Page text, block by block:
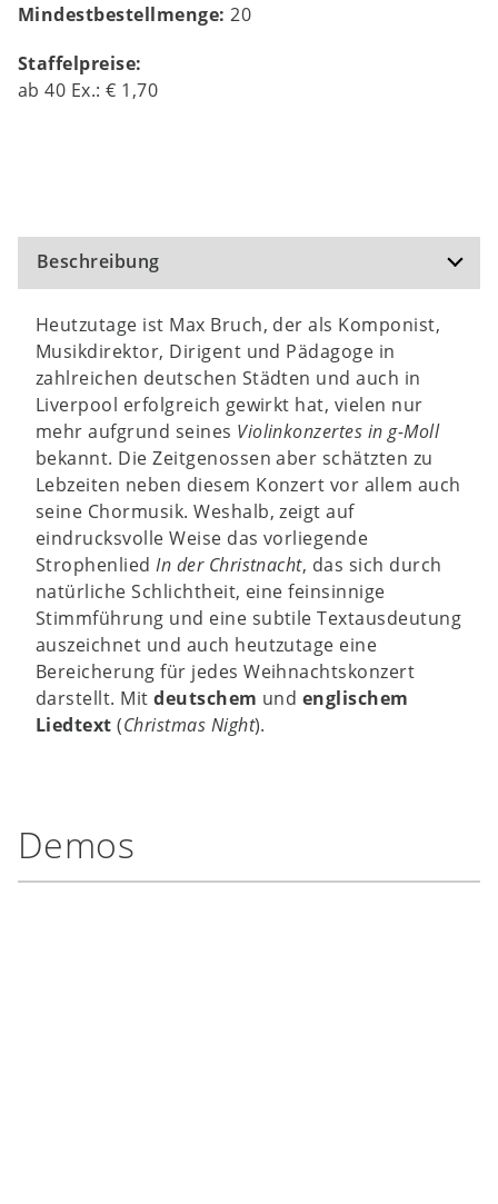
Mindestbestellmenge:20
Staffelpreise:
ab40 Ex.:€ 1,70
Beschreibung
Heutzutage ist Max Bruch, der als Komponist,
Musikdirektor, Dirigent und Pädagoge in
zahlreichen deutschen Städten und auch in
Liverpool erfolgreich gewirkt hat, vielen nur
mehr aufgrund seines Violinkonzertes in g-Moll
bekannt. Die Zeitgenossen aber schätzten zu
Lebzeiten neben diesem Konzert vor allem auch
seine Chormusik. Weshalb, zeigt auf
eindrucksvolle Weise das vorliegende
StrophenliedIn der Christnacht, das sich durch
natürliche Schlichtheit, eine feinsinnige
Stimmführung und eine subtile Textausdeutung
auszeichnet und auch heutzutage eine
Bereicherung für jedes Weihnachtskonzert
darstellt. Mitdeutschem und englischem
Liedtext (Christmas Night).
Demos